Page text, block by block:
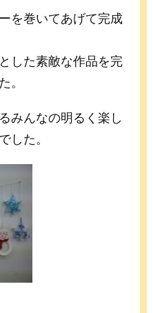
を巻いてあげて完成
した素敵な作品を完
。
みんなの明るく楽し
した。